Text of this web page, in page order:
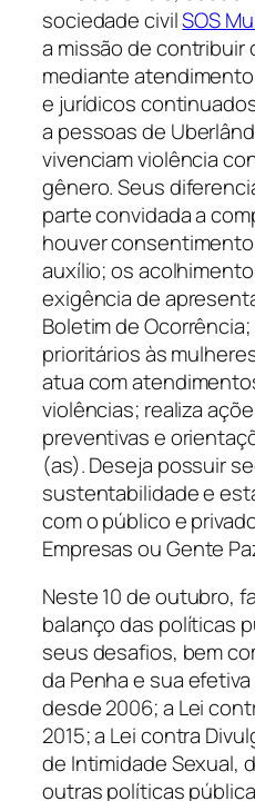
sociedade civilSOS
a missão de contribuir
mediante
e jurídicos
a pessoas de
vivenciam violência
gênero. Seus
parte convidada a
houver
auxílio; os
exigência de
Boletim de
prioritários às
atua com
violências; realiza
preventivas e
(as). Deseja possuir
sustentabilidade e
com o público e
Empresas ou Gente
Neste 10 de outubro,
balanço das políticas
seus desafios, bem
da Penha e sua
desde 2006; a Lei
2015; a Lei contra
de Intimidade Sexual,
outras políticas